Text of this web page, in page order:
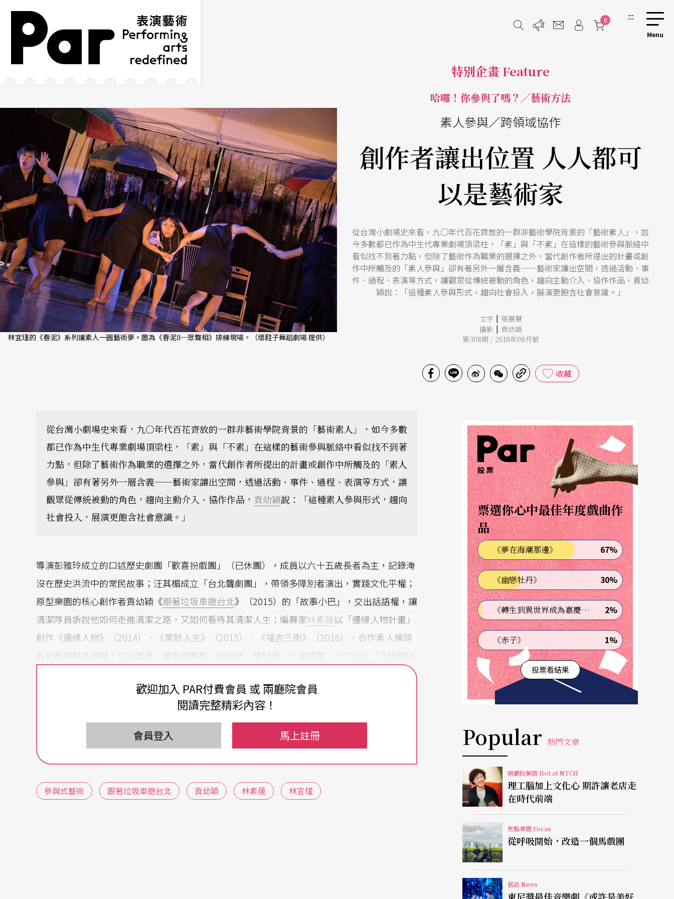
跳到主要內容區塊
網站導覽
0 :::
林宜瑾的《春泥》系列讓素人一圓藝術夢。圖為《春泥II─眾聲相》排練現場。（壞鞋子舞蹈劇場 提供）
特別企畫 Feature
哈囉！你參與了嗎？╱藝術方法
素人參與／跨領域協作
創作者讓出位置 人人都可
以是藝術家
從台灣小劇場史來看，九○年代百花齊放的一群非藝術學院背景的「藝術素人」，如
今多數都已作為中生代專業劇場頂梁柱，「素」與「不素」在這樣的藝術參與脈絡中
看似找不到著力點，但除了藝術作為職業的選擇之外，當代創作者所提出的計畫或創
作中所觸及的「素人參與」卻有著另外一層含義——藝術家讓出空間，透過活動、事
件、過程、表演等方式，讓觀眾從傳統被動的角色，趨向主動介入、協作作品，貢幼
穎說：「這種素人參與形式，趨向社會投入，展演更飽含社會意識。」
文字 | 張慧慧
攝影 | 貢幼穎
第308期 / 2018年08月號
收藏
從台灣小劇場史來看，九○年代百花齊放的一群非藝術學院背景的「藝術素人」，如今多數
都已作為中生代專業劇場頂梁柱，「素」與「不素」在這樣的藝術參與脈絡中看似找不到著
力點，但除了藝術作為職業的選擇之外，當代創作者所提出的計畫或創作中所觸及的「素人
參與」卻有著另外一層含義——藝術家讓出空間，透過活動、事件、過程、表演等方式，讓
觀眾從傳統被動的角色，趨向主動介入、協作作品， 貢幼穎說：「這種素人參與形式，趨向
社會投入，展演更飽含社會意識。」
導演彭雅玲成立的口述歷史劇團「歡喜扮戲團」（已休團），成員以六十五歲長者為主，記錄淹
沒在歷史洪流中的常民故事；汪其楣成立「台北聾劇團」，帶領多障別者演出，實踐文化平權；
原型樂園的核心創作者貢幼穎《跟著垃圾車遊台北》（2015）的「故事小巴」，交出話語權，讓
清潔隊員訴說他如何走進清潔之路，又如何看待其清潔人生；編舞家林素蓮以「邊緣人物計畫」
創作《邊緣人物》（2014）、《業餘人生》（2015）、《福吉三街》（2016），合作素人橫跨
各年齡層與各領域，包括孩童、靈骨塔業務、設計師、建材商、八家將等；
以「在地舞蹈
說起來，「素人參與藝術」議題並非新鮮事。從台灣小劇場史來看，九○年代百花齊放的一群非
藝術學院背景的「藝術素人」，如今多數都已作為中生代專業劇場頂梁柱，「素」與「不素」在
這樣的藝術參與脈絡中看似找不到著力點，但除了藝術作為職業的選擇之外，上述當代創作者所
動、事件、過程、表演等方式，讓觀眾從傳統被動的角色，趨向主動介入、協作作品，貢幼穎
歡迎加入 PAR付費會員 或 兩廳院會員
閱讀完整精彩內容！
會員登入 馬上註冊
參與式藝術 跟著垃圾車遊台北 貢幼穎 林素蓮 林宜瑾
投票
票選你心中最佳年度戲曲作
品
《夢在海潮那邊》 67%
《幽戀牡丹》 30%
《轉生到異世界成為嘉慶君—發現我的祖先是詐騙集團!?》 2%
《赤子》 1%
投票看結果
Popular 熱門文章
兩廳院櫥窗 Hot at NTCH
理工腦加上文化心 期許讓老店走
在時代前端
焦點專題 Focus
從呼吸開始，改造一個馬戲團
藝訊 News